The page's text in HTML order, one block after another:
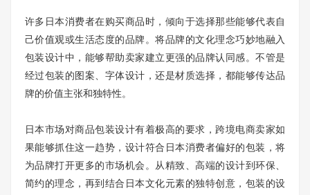
许多日本消费者在购买商品时，倾向于选择那些能够代表自
己价值观或生活态度的品牌。将品牌的文化理念巧妙地融入
包装设计中，能够帮助卖家建立更强的品牌认同感。不管是
经过包装的图案、字体设计，还是材质选择，都能够传达品
牌的价值主张和独特性。
日本市场对商品包装设计有着极高的要求，跨境电商卖家如
果能够抓住这一趋势，设计符合日本消费者偏好的包装，将
为品牌打开更多的市场机会。从精致、高端的设计到环保、
简约的理念，再到结合日本文化元素的独特创意，包装的设